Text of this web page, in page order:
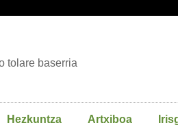
tolare baserria
Hezkuntza Artxiboa